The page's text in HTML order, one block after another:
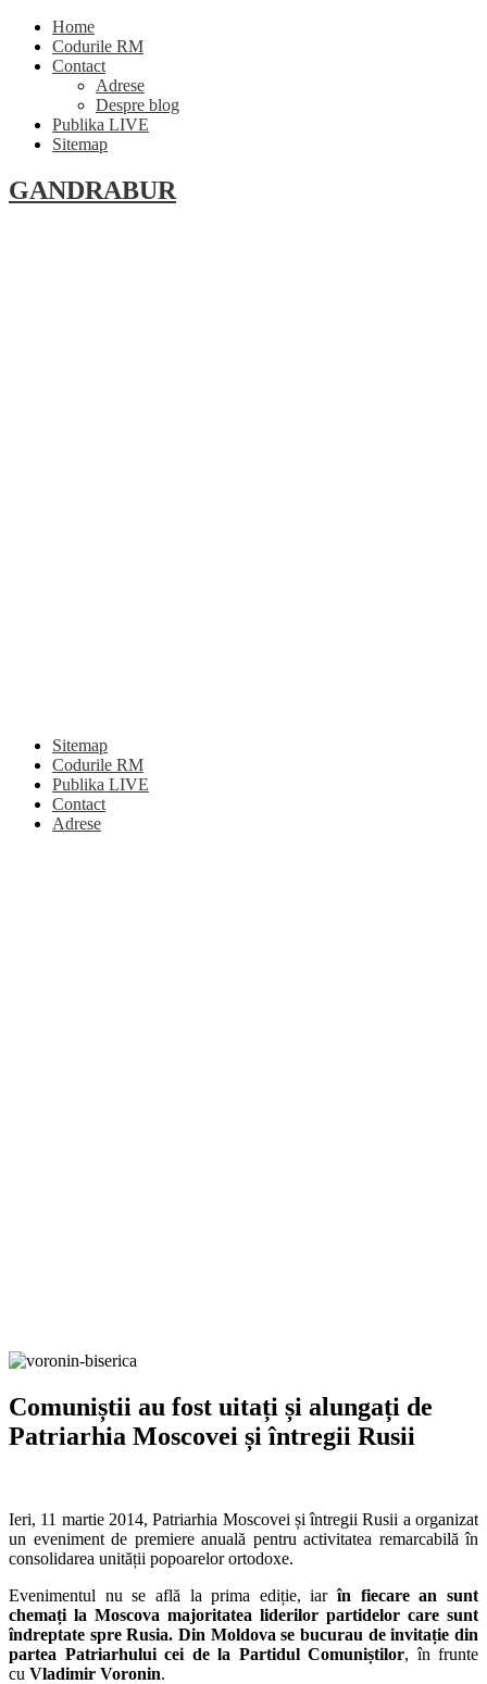
Home
Codurile RM
Contact
Adrese
Despre blog
Publika LIVE
Sitemap
GANDRABUR
Sitemap
Codurile RM
Publika LIVE
Contact
Adrese
Comuniștii au fost uitați și alungați de
Patriarhia Moscovei și întregii Rusii
Ieri, 11 martie 2014, Patriarhia Moscovei și întregii Rusii a organizat
un eveniment de premiere anuală pentru activitatea remarcabilă în
consolidarea unității popoarelor ortodoxe.
Evenimentul nu se află la prima ediție, iarîn fiecare an sunt
chemați la Moscova majoritatea liderilor partidelor care sunt
îndreptate spre Rusia. Din Moldova se bucurau de invitație din
partea Patriarhului cei de la Partidul Comuniștilor, în frunte
cu Vladimir Voronin.